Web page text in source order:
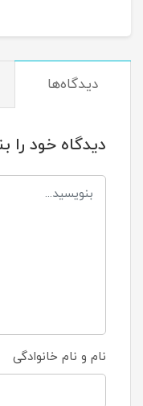
دیدگاه‌ها
دیدگاه خود را
نام و نام خانوادگی